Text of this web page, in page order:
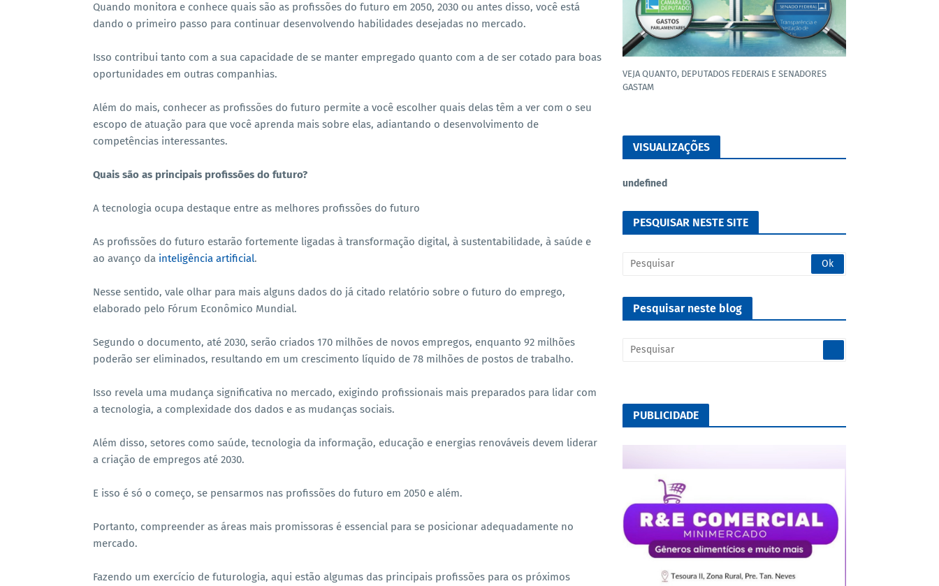
Quando monitora e conhece quais são as profissões do futuro em 2050, 2030 ou antes disso, você está
dando o primeiro passo para continuar desenvolvendo habilidades desejadas no mercado.
Isso contribui tanto com a sua capacidade de se manter empregado quanto com a de ser cotado para boas
oportunidades em outras companhias.
Além do mais, conhecer as profissões do futuro permite a você escolher quais delas têm a ver com o seu
escopo de atuação para que você aprenda mais sobre elas, adiantando o desenvolvimento de
competências interessantes.
Quais são as principais profissões do futuro?
A tecnologia ocupa destaque entre as melhores profissões do futuro
As profissões do futuro estarão fortemente ligadas à transformação digital, à sustentabilidade, à saúde e
ao avanço da inteligência artificial.
Nesse sentido, vale olhar para mais alguns dados do já citado relatório sobre o futuro do emprego,
elaborado pelo Fórum Econômico Mundial.
Segundo o documento, até 2030, serão criados 170 milhões de novos empregos, enquanto 92 milhões
poderão ser eliminados, resultando em um crescimento líquido de 78 milhões de postos de trabalho.
Isso revela uma mudança significativa no mercado, exigindo profissionais mais preparados para lidar com
a tecnologia, a complexidade dos dados e as mudanças sociais.
Além disso, setores como saúde, tecnologia da informação, educação e energias renováveis devem liderar
a criação de empregos até 2030.
E isso é só o começo, se pensarmos nas profissões do futuro em 2050 e além.
Portanto, compreender as áreas mais promissoras é essencial para se posicionar adequadamente no
mercado.
Fazendo um exercício de futurologia, aqui estão algumas das principais profissões para os próximos
VEJA QUANTO, DEPUTADOS FEDERAIS E SENADORES
GASTAM
VISUALIZAÇÕES
undefned
PESQUISAR NESTE SITE
Pesquisar neste blog
PUBLICIDADE